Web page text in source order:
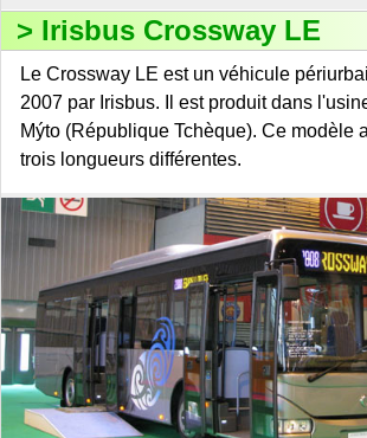
Irisbus Crossway LE
Le Crossway LE est un véhicule
2007 par Irisbus. Il est produit dans
Mýto (République Tchèque). Ce modèle
trois longueurs différentes.